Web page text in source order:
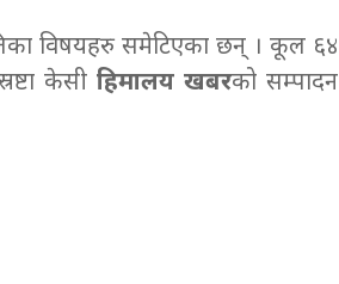
विषयहरु समेटिएका छन् । कूल ६४
केसी हिमालय खबरको सम्पादन